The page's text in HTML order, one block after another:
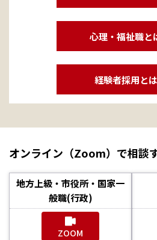
心理・福祉職と
経験者採用と
オンライン（Zoom）で相談
地方上級・市役所・国家一
般職(行政)
ZOOM